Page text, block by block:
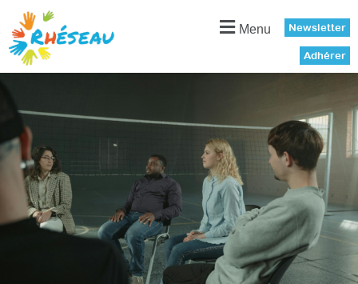
Menu Newsletter
Adhérer
Panneau de gestion des cookies